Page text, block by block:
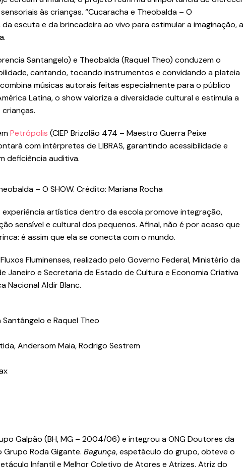
às crianças. “Cucaracha e Theobalda – O
escuta e da brincadeira ao vivo para estimular a imaginação, a
Santangelo) e Theobalda (Raquel Theo) conduzem o
cantando, tocando instrumentos e convidando a plateia
músicas autorais feitas especialmente para o público
Latina, o show valoriza a diversidade cultural e estimula a
Petrópolis (CIEP Brizolão 474 – Maestro Guerra Peixe
com intérpretes de LIBRAS, garantindo acessibilidade e
deficiência auditiva.
– O SHOW. Crédito: Mariana Rocha
experiência artística dentro da escola promove integração,
sensível e cultural dos pequenos. Afinal, não é por acaso que
é assim que ela se conecta com o mundo.
Fluminenses, realizado pelo Governo Federal, Ministério da
Janeiro e Secretaria de Estado de Cultura e Economia Criativa
Nacional Aldir Blanc.
Santángelo e Raquel Theo
Andersom Maia, Rodrigo Sestrem
Galpão (BH, MG – 2004/06) e integrou a ONG Doutores da
Roda Gigante. Bagunça, espetáculo do grupo, obteve o
Infantil e Melhor Coletivo de Atores e Atrizes. Atriz do